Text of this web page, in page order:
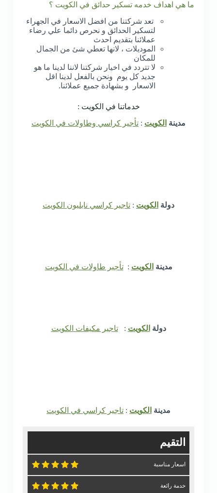
ما هي اهداف خدمه تسكير حدائق في الكويت ؟
تعد شركتنا من افضل الاسعار في الجهراء
لتسكير الحدائق و نحرص دائما علي رضاء
عملائنا بتقديم احدث
الموديلات ، لانها تعطي شئ من الجمال
للمكان
لا تتردد في اخيار شركتنا لاننا لدينا ما هو
جديد كل يوم ونحن بالفعل لدينا اقل
الاسعار و بشهادة جميع عملائنا.
خدماتنا في الكويت :
مدينة الكويت : تأجير كراسي وطاولات في الكويت
دولة الكويت : تاجير كراسي نابليون الكويت
مدينة الكويت :تأجير طاولات في الكويت
دولة الكويت :تاجير مكيفات الكويت
مدينة الكويت : تاجير كراسي في الكويت
التقيم
اسعار مناسبة
خدمة رائعة